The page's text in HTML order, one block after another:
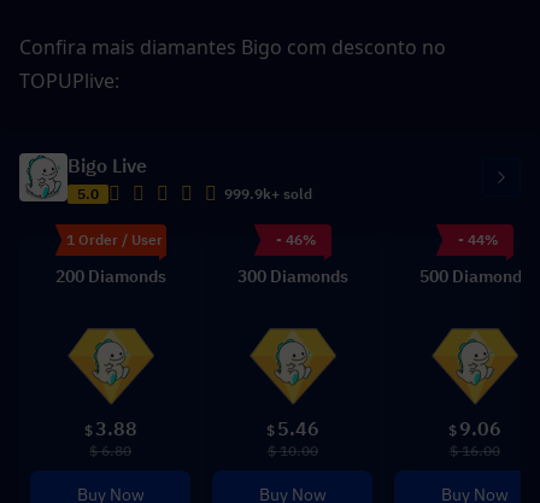
Confira mais diamantes Bigo com desconto no
TOPUPlive:
Bigo Live
5.0 999.9k+ sold
1 Order / User
200 Diamonds
$ 3.88
$ 6.80
Buy Now
- 46%
300 Diamonds
$ 5.46
$ 10.00
Buy Now
- 44%
500 Diamonds
$ 9.06
$ 16.00
Buy Now